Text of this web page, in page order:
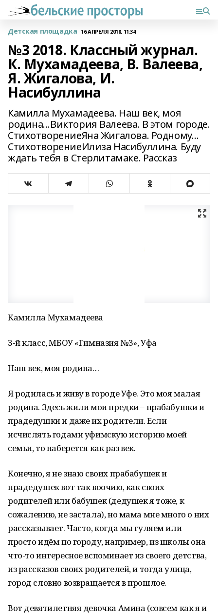
Детская площадка 16 АПРЕЛЯ 2018, 11:34
№3 2018. Классный журнал.
К. Мухамадеева, В. Валеева,
Я. Жигалова, И.
Насибуллина
Камилла Мухамадеева. Наш век, моя
родина…Виктория Валеева. В этом городе.
СтихотворениеЯна Жигалова. Родному…
СтихотворениеИлиза Насибуллина. Буду
ждать тебя в Стерлитамаке. Рассказ
Камилла Мухамадеева
3-й класс, МБОУ «Гимназия №3», Уфа
Наш век, моя родина…
Я родилась и живу в городе Уфе. Это моя малая
родина. Здесь жили мои предки – прабабушки и
прадедушки и даже их родители. Если
исчислять годами уфимскую историю моей
семьи, то наберется как раз век.
Конечно, я не знаю своих прабабушек и
прадедушек вот так воочию, как своих
родителей или бабушек (дедушек я тоже, к
сожалению, не застала), но мама мне много о них
рассказывает. Часто, когда мы гуляем или
просто идём по городу, например, из школы она
что-то интересное вспоминает из своего детства,
из рассказов своих родителей, и тогда улица,
город словно возвращается в прошлое.
Вот девятилетняя девочка Амина (совсем как я и